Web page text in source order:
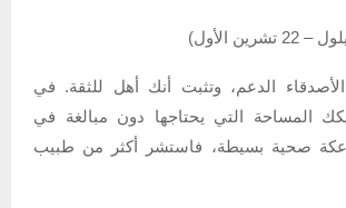
الدعم، وتثبت أنك أهل للثقة. في
المساحة التي يحتاجها دون مبالغة في
صحية بسيطة، فاستشر أكثر من طبيب